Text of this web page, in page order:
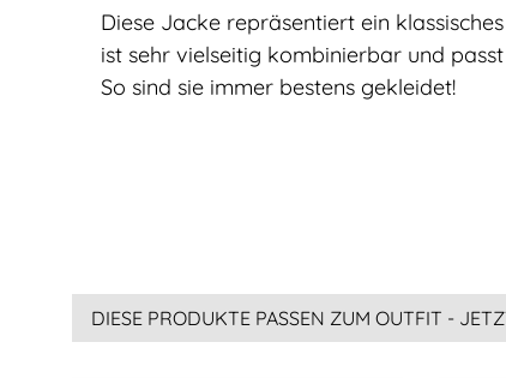
Diese Jacke repräsentiert ein
ist sehr vielseitig kombinierbar und
So sind sie immer bestens gekleidet!
DIESE PRODUKTE PASSEN ZUM OUTFIT -